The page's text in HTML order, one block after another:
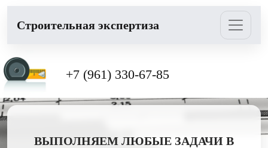
Cтроительная экспертиза
+7 (961) 330-67-85
ВЫПОЛНЯЕМ ЛЮБЫЕ ЗАДАЧИ В